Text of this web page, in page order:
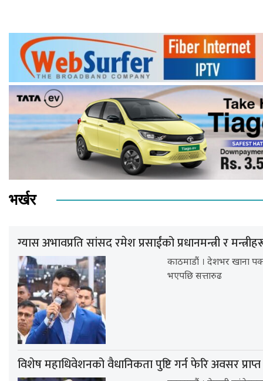
भर्खर
ग्यास अभावप्रति सांसद रमेश प्रसाईंको प्रधानमन्त्री र
काठमाडौं । देशभर खाना
भएपछि सत्तारुढ
विशेष महाधिवेशनको वैधानिकता पुष्टि गर्न फेरि अवसर